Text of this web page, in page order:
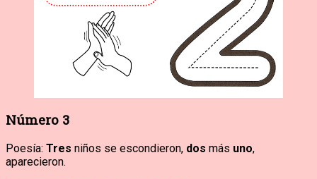
Número 3
Poesía: Tres niños se escondieron, dos más uno,
aparecieron.